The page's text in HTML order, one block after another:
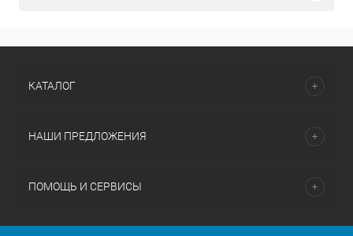
КАТАЛОГ
НАШИ ПРЕДЛОЖЕНИЯ
ПОМОЩЬ И СЕРВИСЫ